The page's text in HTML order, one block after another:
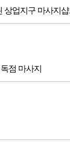
상업지구 마사지샵.
점 마사지